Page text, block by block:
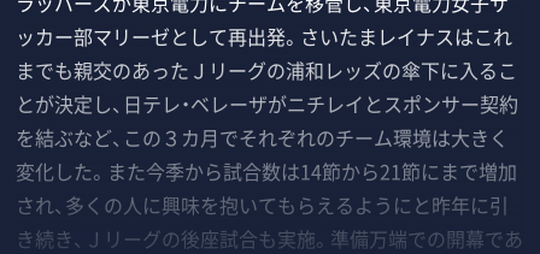
ッカー部マリーゼとして再出発。さいたまレイナスはこれ
までも親交のあったＪリーグの浦和レッズの傘下に入るこ
とが決定し、日テレ・ベレーザがニチレイとスポンサー契約
を結ぶなど、この３カ月でそれぞれのチーム環境は大きく
変化した。また今季から試合数は14節から21節にまで増加
され、多くの人に興味を抱いてもらえるようにと昨年に引
き続き、Ｊリーグの後座試合も実施。準備万端での開幕であ